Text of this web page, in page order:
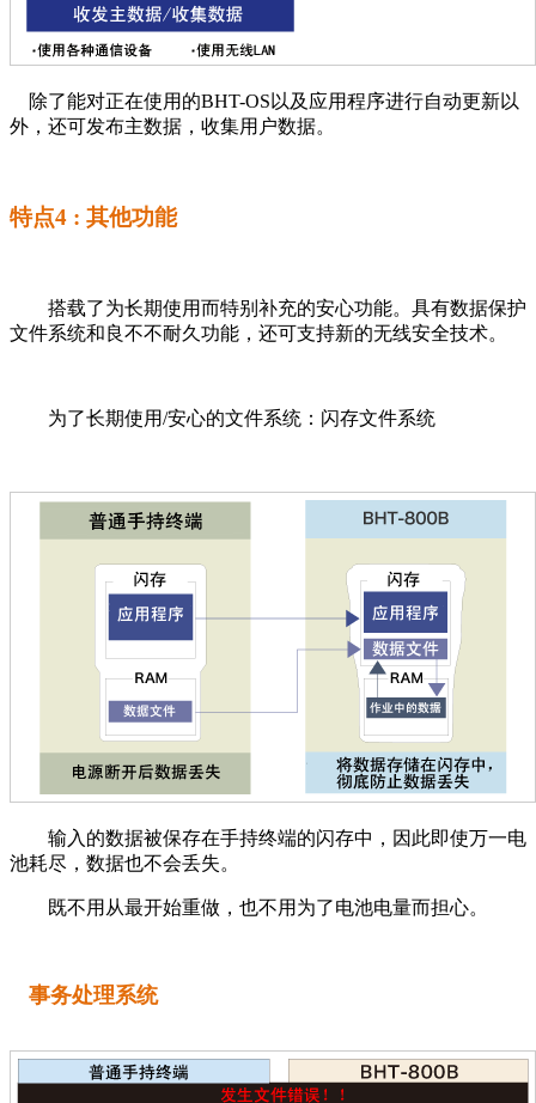
除了能对正在使用的BHT-OS以及应用程序进行自动更新以
外，还可发布主数据，收集用户数据。
特点4 : 其他功能
搭载了为长期使用而特别补充的安心功能。具有数据保护
文件系统和良不不耐久功能，还可支持新的无线安全技术。
为了长期使用/安心的文件系统：闪存文件系统
输入的数据被保存在手持终端的闪存中，因此即使万一电
池耗尽，数据也不会丢失。
既不用从最开始重做，也不用为了电池电量而担心。
事务处理系统